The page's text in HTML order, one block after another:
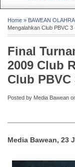
Home » BAWEAN
Mengalahkan Club PBVC 3
Final
2009 Club
Club PBVC
Posted by Media Bawean
Media Bawean, 23